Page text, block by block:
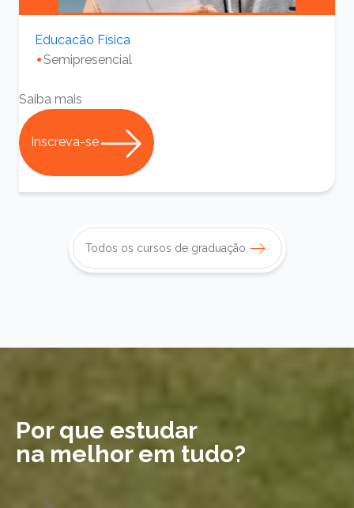
Educacão Física
Semipresencial
Saiba mais
Inscreva-se
Todos os cursos de graduação
Por que estudar
na melhor em tudo?